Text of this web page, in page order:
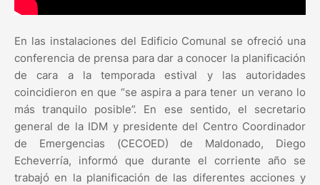
En las instalaciones del Edificio Comunal se ofreció una
conferencia de prensa para dar a conocer la planificación
de cara a la temporada estival y las autoridades
coincidieron en que “se aspira a para tener un verano lo
más tranquilo posible”. En ese sentido, el secretario
general de la IDM y presidente del Centro Coordinador
de Emergencias (CECOED) de Maldonado, Diego
Echeverría, informó que durante el corriente año se
trabajó en la planificación de las diferentes acciones y